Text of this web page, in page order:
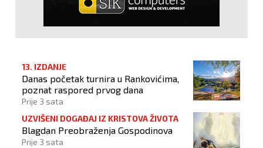
13. IZDANJE
Danas početak turnira u Rankovićima,
poznat raspored prvog dana
Prije 3 sata
UZVIŠENI DOGAĐAJ IZ KRISTOVA ŽIVOTA
Blagdan Preobraženja Gospodinova
Prije 3 sata